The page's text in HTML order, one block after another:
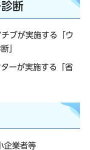
断
ブが実施する「ウ
」
ーが実施する「省
企業者等